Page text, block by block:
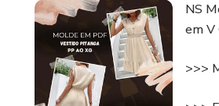
NS
em V
>>>